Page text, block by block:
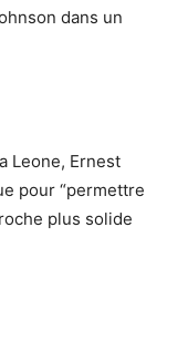
dans un
Leone, Ernest
pour “permettre
plus solide